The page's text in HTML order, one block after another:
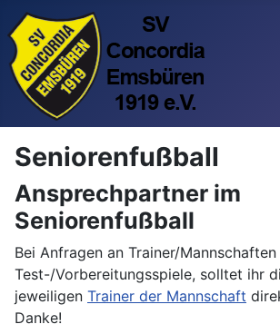
Seniorenfußball
Ansprechpartner im
Seniorenfußball
Bei Anfragen an Trainer/
Test-/Vorbereitungsspiele, solltet ihr
jeweiligen Trainer der Mannschaft
Danke!